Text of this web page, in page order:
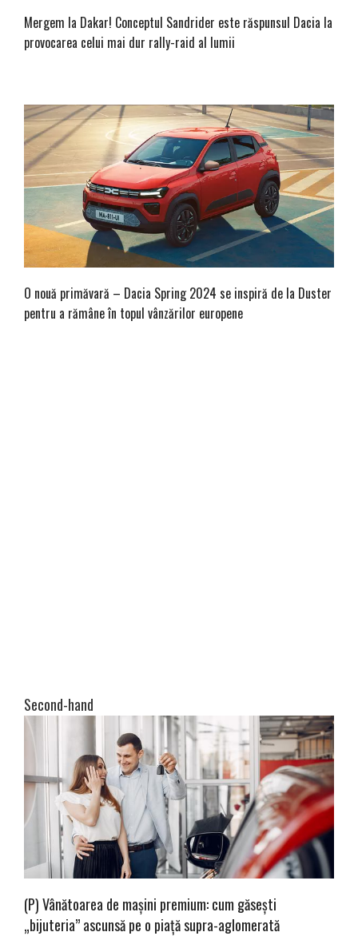
Mergem la Dakar! Conceptul Sandrider este răspunsul Dacia la
provocarea celui mai dur rally-raid al lumii
O nouă primăvară – Dacia Spring 2024 se inspiră de la Duster
pentru a rămâne în topul vânzărilor europene
Second-hand
(P) Vânătoarea de mașini premium: cum găsești
„bijuteria” ascunsă pe o piață supra-aglomerată